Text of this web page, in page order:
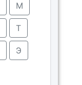
М
Т
Э